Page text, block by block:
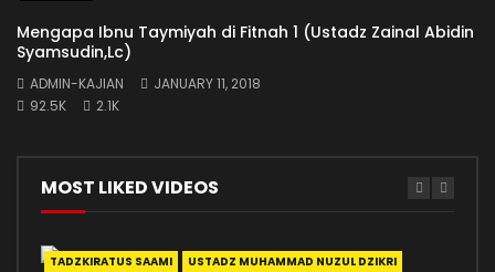
Mengapa Ibnu Taymiyah di Fitnah 1 (Ustadz Zainal Abidin
Syamsudin,Lc)
ADMIN-KAJIAN
JANUARY 11, 2018
92.5K
2.1K
MOST LIKED VIDEOS
TADZKIRATUS SAAMI USTADZ MUHAMMAD NUZUL DZIKRI